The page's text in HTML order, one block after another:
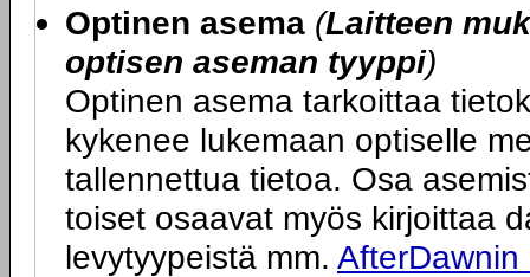
Optinen asema (Laitteen
optisen aseman tyyppi)
Optinen asema tarkoittaa
kykenee lukemaan optiselle
tallennettua tietoa. Osa
toiset osaavat myös kirjoittaa
levytyypeistä mm.